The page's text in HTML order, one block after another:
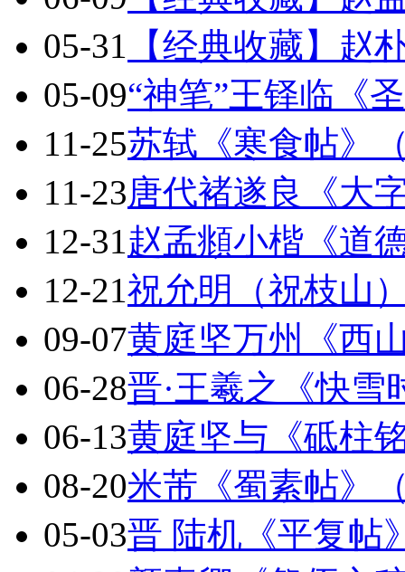
05-31 【经典收藏】赵
05-09“神笔”王铎临《
11-25苏轼《寒食帖》
11-23唐代褚遂良《大
12-31赵孟頫小楷《道
12-21祝允明（祝枝山
09-07黄庭坚万州《西
06-28晋·王羲之《快
06-13黄庭坚与《砥柱
08-20米芾《蜀素帖》
05-03晋 陆机《平复帖